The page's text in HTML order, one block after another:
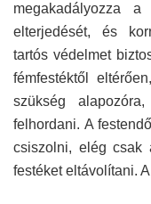
megakadályozza
elterjedését, és
tartós védelmet
fémfestéktől
szükség
felhordani. A
csiszolni, elég csak
festéket eltávolítani.